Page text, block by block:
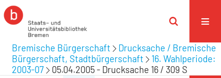
Bremische Bürgerschaft
Drucksache / Bremische
Bürgerschaft, Stadtbürgerschaft
16. Wahlperiode:
2003-07
05.04.2005 - Drucksache 16 / 309 S